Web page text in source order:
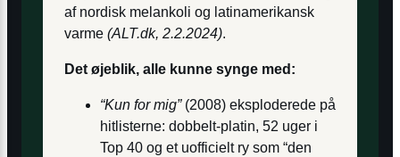
af nordisk melankoli og latinamerikansk
varme (ALT.dk, 2.2.2024).
Det øjeblik, alle kunne synge med:
“Kun for mig”(2008) eksploderede på
hitlisterne: dobbelt-platin, 52 uger i
Top 40 og et uofficielt ry som “den